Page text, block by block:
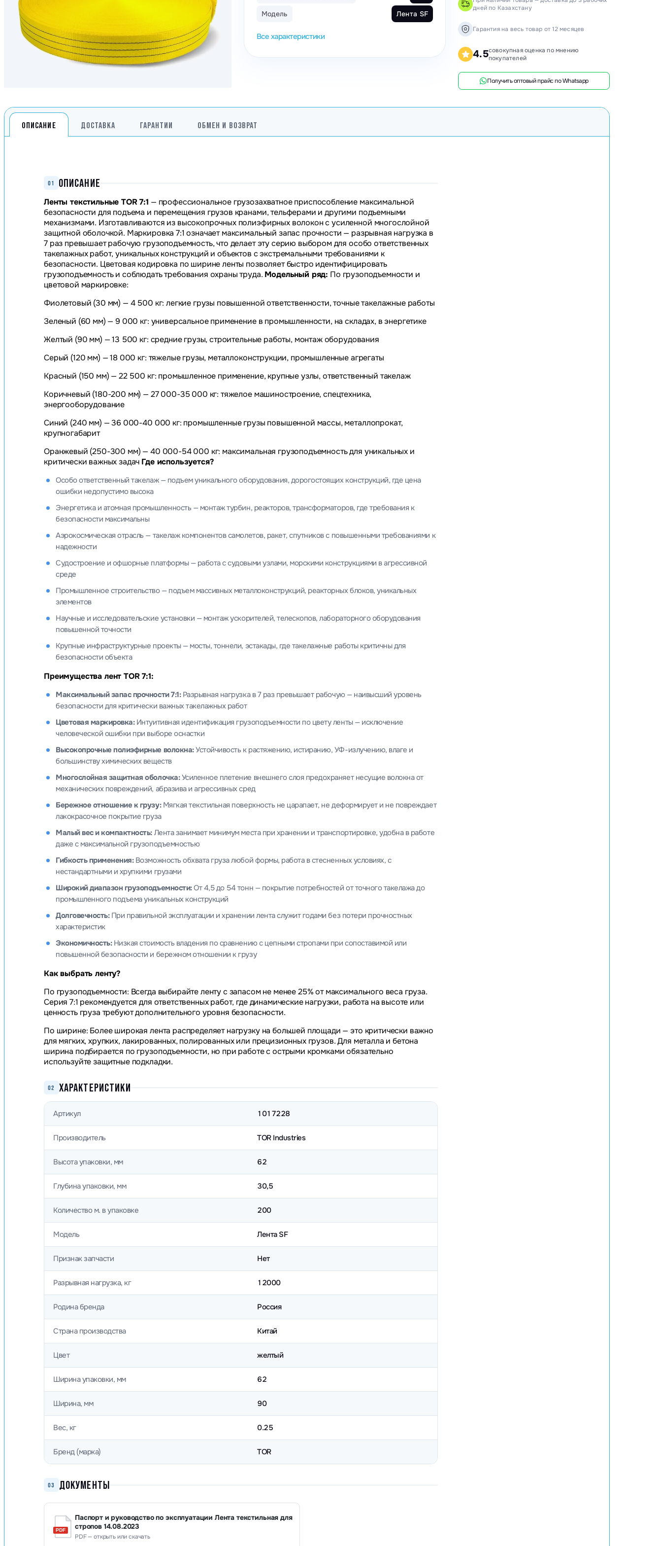
Станки распиловочные
Стружкоотсосы
Угловысечные станки
Шлифовальные станки
Зиговочные станки
Климатическое оборудование
Производственная мебель
Дробильное оборудование
Модель Лента SF
Все характеристики
дней по Казахстану
Гарантия на весь товар от 12 месяцев
4.5совокупная оценка по мнению
покупателей
Получить оптовый прайс по Whatsapp
ОПИСАНИЕ ДОСТАВКА ГАРАНТИИ ОБМЕН И ВОЗВРАТ
01 ОПИСАНИЕ
Ленты текстильные TOR 7:1 — профессиональное грузозахватное приспособление максимальной
безопасности для подъема и перемещения грузов кранами, тельферами и другими подъемными
механизмами. Изготавливаются из высокопрочных полиэфирных волокон с усиленной многослойной
защитной оболочкой. Маркировка 7:1 означает максимальный запас прочности — разрывная нагрузка в
7 раз превышает рабочую грузоподъемность, что делает эту серию выбором для особо ответственных
такелажных работ, уникальных конструкций и объектов с экстремальными требованиями к
безопасности. Цветовая кодировка по ширине ленты позволяет быстро идентифицировать
грузоподъемность и соблюдать требования охраны труда. Модельный ряд: По грузоподъемности и
цветовой маркировке:
Фиолетовый (30 мм) — 4 500 кг: легкие грузы повышенной ответственности, точные такелажные работы
Зеленый (60 мм) — 9 000 кг: универсальное применение в промышленности, на складах, в энергетике
Желтый (90 мм) — 13 500 кг: средние грузы, строительные работы, монтаж оборудования
Серый (120 мм) — 18 000 кг: тяжелые грузы, металлоконструкции, промышленные агрегаты
Красный (150 мм) — 22 500 кг: промышленное применение, крупные узлы, ответственный такелаж
Коричневый (180-200 мм) — 27 000-35 000 кг: тяжелое машиностроение, спецтехника,
энергооборудование
Синий (240 мм) — 36 000-40 000 кг: промышленные грузы повышенной массы, металлопрокат,
крупногабарит
Оранжевый (250-300 мм) — 40 000-54 000 кг: максимальная грузоподъемность для уникальных и
критически важных задач Где используется?
Особо ответственный такелаж — подъем уникального оборудования, дорогостоящих конструкций, где цена
ошибки недопустимо высока
Энергетика и атомная промышленность — монтаж турбин, реакторов, трансформаторов, где требования к
безопасности максимальны
Аэрокосмическая отрасль — такелаж компонентов самолетов, ракет, спутников с повышенными требованиями к
надежности
Судостроение и офшорные платформы — работа с судовыми узлами, морскими конструкциями в агрессивной
среде
Промышленное строительство — подъем массивных металлоконструкций, реакторных блоков, уникальных
элементов
Научные и исследовательские установки — монтаж ускорителей, телескопов, лабораторного оборудования
повышенной точности
Крупные инфраструктурные проекты — мосты, тоннели, эстакады, где такелажные работы критичны для
безопасности объекта
Преимущества лент TOR 7:1:
Максимальный запас прочности 7:1:Разрывная нагрузка в 7 раз превышает рабочую — наивысший уровень
безопасности для критически важных такелажных работ
Цветовая маркировка:Интуитивная идентификация грузоподъемности по цвету ленты — исключение
человеческой ошибки при выборе оснастки
Высокопрочные полиэфирные волокна:Устойчивость к растяжению, истиранию, УФ-излучению, влаге и
большинству химических веществ
Многослойная защитная оболочка:Усиленное плетение внешнего слоя предохраняет несущие волокна от
механических повреждений, абразива и агрессивных сред
Бережное отношение к грузу:Мягкая текстильная поверхность не царапает, не деформирует и не повреждает
лакокрасочное покрытие груза
Малый вес и компактность: Лента занимает минимум места при хранении и транспортировке, удобна в работе
даже с максимальной грузоподъемностью
Гибкость применения:Возможность обхвата груза любой формы, работа в стесненных условиях, с
нестандартными и хрупкими грузами
Широкий диапазон грузоподъемности:От 4,5 до 54 тонн — покрытие потребностей от точного такелажа до
промышленного подъема уникальных конструкций
Долговечность:При правильной эксплуатации и хранении лента служит годами без потери прочностных
характеристик
Экономичность:Низкая стоимость владения по сравнению с цепными стропами при сопоставимой или
повышенной безопасности и бережном отношении к грузу
Как выбрать ленту?
По грузоподъемности: Всегда выбирайте ленту с запасом не менее 25% от максимального веса груза.
Серия 7:1 рекомендуется для ответственных работ, где динамические нагрузки, работа на высоте или
ценность груза требуют дополнительного уровня безопасности.
По ширине: Более широкая лента распределяет нагрузку на большей площади — это критически важно
для мягких, хрупких, лакированных, полированных или прецизионных грузов. Для металла и бетона
ширина подбирается по грузоподъемности, но при работе с острыми кромками обязательно
используйте защитные подкладки.
02 ХАРАКТЕРИСТИКИ
Артикул 1017228
Производитель TOR Industries
Высота упаковки, мм 62
Глубина упаковки, мм 30,5
Количество м. в упаковке 200
Модель Лента SF
Признак запчасти Нет
Разрывная нагрузка, кг 12000
Родина бренда Россия
Страна производства Китай
Цвет желтый
Ширина упаковки, мм 62
Ширина, мм 90
Вес, кг 0.25
Бренд (марка) TOR
03 ДОКУМЕНТЫ
Паспорт и руководство по эксплуатации Лента текстильная для
стропов 14.08.2023
PDF — открыть или скачать